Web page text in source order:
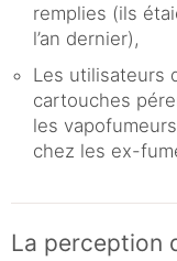
remplies (ils
l’an dernier),
Les utilisateurs
cartouches
les
chez les ex-
La perception